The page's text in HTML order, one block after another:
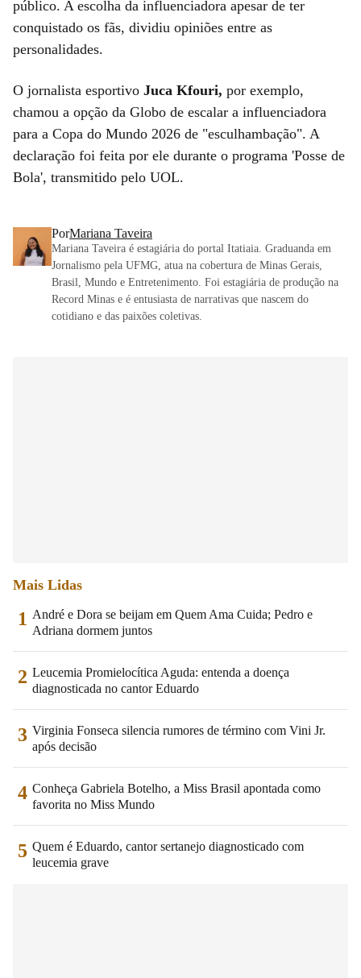
público. A escolha da influenciadora apesar de ter
conquistado os fãs, dividiu opiniões entre as
personalidades.
O jornalista esportivo Juca Kfouri, por exemplo,
chamou a opção da Globo de escalar a influenciadora
para a Copa do Mundo 2026 de "esculhambação". A
declaração foi feita por ele durante o programa 'Posse de
Bola', transmitido pelo UOL.
PorMariana Taveira
Mariana Taveira é estagiária do portal Itatiaia. Graduanda em
Jornalismo pela UFMG, atua na cobertura de Minas Gerais,
Brasil, Mundo e Entretenimento. Foi estagiária de produção na
Record Minas e é entusiasta de narrativas que nascem do
cotidiano e das paixões coletivas.
Mais Lidas
1 André e Dora se beijam em Quem Ama Cuida; Pedro e
Adriana dormem juntos
2 Leucemia Promielocítica Aguda: entenda a doença
diagnosticada no cantor Eduardo
3 Virginia Fonseca silencia rumores de término com Vini Jr.
após decisão
4 Conheça Gabriela Botelho, a Miss Brasil apontada como
favorita no Miss Mundo
5 Quem é Eduardo, cantor sertanejo diagnosticado com
leucemia grave